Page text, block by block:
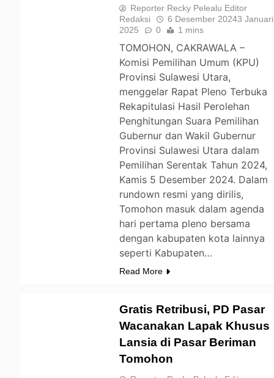
Reporter Recky Pelealu Editor
Redaksi
6 Desember 20243 Januari
2025
0 1 mins
TOMOHON, CAKRAWALA –
Komisi Pemilihan Umum (KPU)
Provinsi Sulawesi Utara,
menggelar Rapat Pleno Terbuka
Rekapitulasi Hasil Perolehan
Penghitungan Suara Pemilihan
Gubernur dan Wakil Gubernur
Provinsi Sulawesi Utara dalam
Pemilihan Serentak Tahun 2024,
Kamis 5 Desember 2024. Dalam
rundown resmi yang dirilis,
Tomohon masuk dalam agenda
hari pertama pleno bersama
dengan kabupaten kota lainnya
seperti Kabupaten…
Read More
Gratis Retribusi, PD Pasar
Wacanakan Lapak Khusus
Lansia di Pasar Beriman
Tomohon